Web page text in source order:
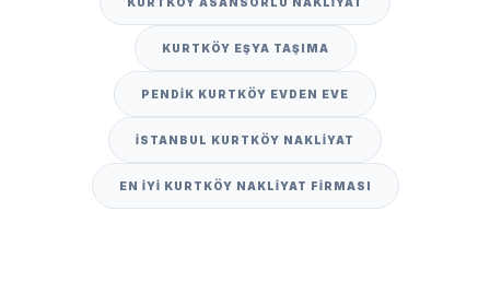
KURTKÖY EŞYA TAŞIMA
PENDIK KURTKÖY EVDEN EVE
İSTANBUL KURTKÖY NAKLIYAT
EN IYI KURTKÖY NAKLIYAT FIRMASI